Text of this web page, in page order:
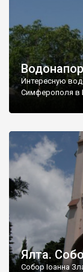
Интересную
Симферополя в
Ялта.
Собор Іоанна